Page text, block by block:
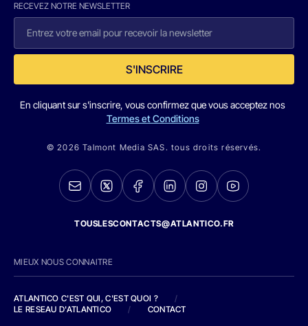
RECEVEZ NOTRE NEWSLETTER
S'INSCRIRE
En cliquant sur s'inscrire, vous confirmez que vous acceptez nos
Termes et Conditions
© 2026 Talmont Media SAS. tous droits réservés.
TOUSLESCONTACTS@ATLANTICO.FR
MIEUX NOUS CONNAITRE
ATLANTICO C'EST QUI, C'EST QUOI ?
/
LE RESEAU D'ATLANTICO
/ CONTACT